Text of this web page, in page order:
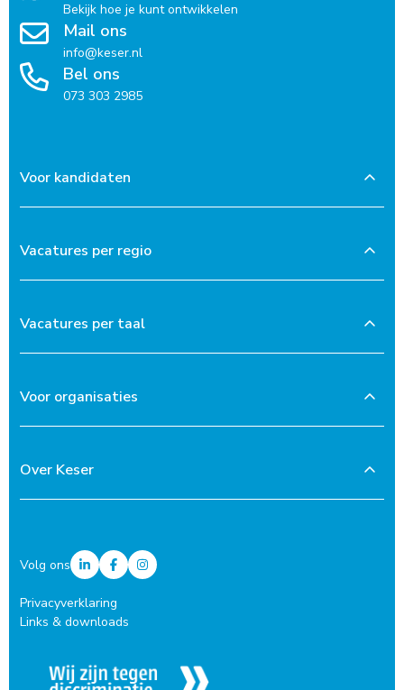
Bekijk hoe je kunt ontwikkelen
Mail ons
info@keser.nl
Bel ons
073 303 2985
Voor kandidaten
Vacatures per regio
Vacatures per taal
Voor organisaties
Over Keser
Privacyverklaring
Links & downloads
Volg ons